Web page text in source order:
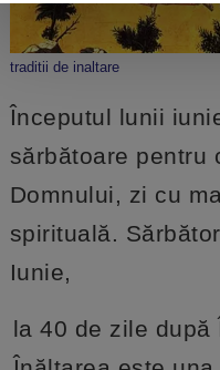
traditii de inaltare
Începutul lunii
sărbătoare pentru
Domnului, zi cu
spirituală.
Iunie,
la 40 de zile după